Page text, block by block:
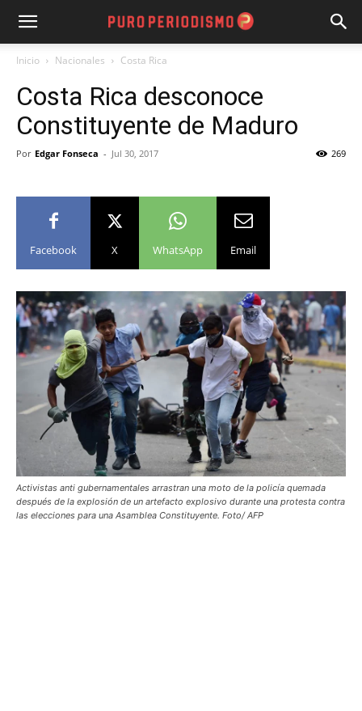
Inicio Nacionales Costa Rica
Costa Rica desconoce
Constituyente de Maduro
Por Edgar Fonseca - Jul 30, 2017 269
Facebook X WhatsApp Email
Activistas anti gubernamentales arrastran una moto de la policía quemada
después de la explosión de un artefacto explosivo durante una protesta contra
las elecciones para una Asamblea Constituyente. Foto/ AFP